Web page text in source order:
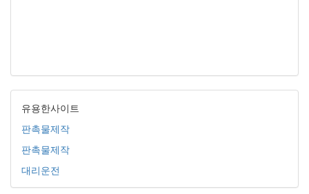
유용한사이트
판촉물제작
판촉물제작
대리운전